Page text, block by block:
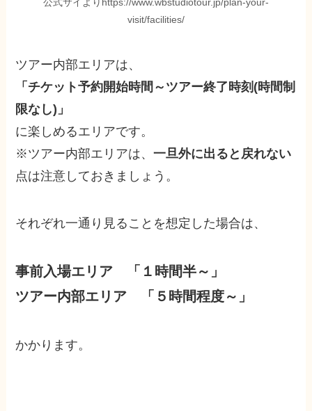
visit/facilities/
ツアー内部エリアは、
「チケット予約開始時間～ツアー終了時刻(時間制
限なし)」
に楽しめるエリアです。
※ツアー内部エリアは、一旦外に出ると戻れない
点は注意しておきましょう。
それぞれ一通り見ることを想定した場合は、
事前入場エリア 「１時間半～」
ツアー内部エリア 「５時間程度～」
かかります。